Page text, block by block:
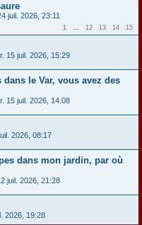
juil. 2026, 23:11
1 … 12 13 14 15
15 juil. 2026, 15:29
le Var, vous avez des
15 juil. 2026, 14:08
2026, 08:17
dans mon jardin, par où
juil. 2026, 21:28
2026, 19:28